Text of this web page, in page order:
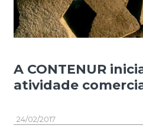
A CONTENUR
atividade
24/02/2017